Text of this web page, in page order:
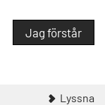
Jag förstår
Lyssna